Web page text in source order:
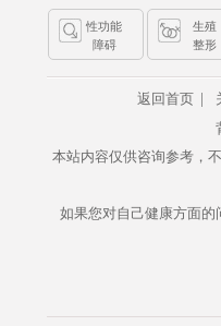
性功能
障碍
生殖
整形
返回首页 |
本站内容仅供咨询参考，
如果您对自己健康方面的